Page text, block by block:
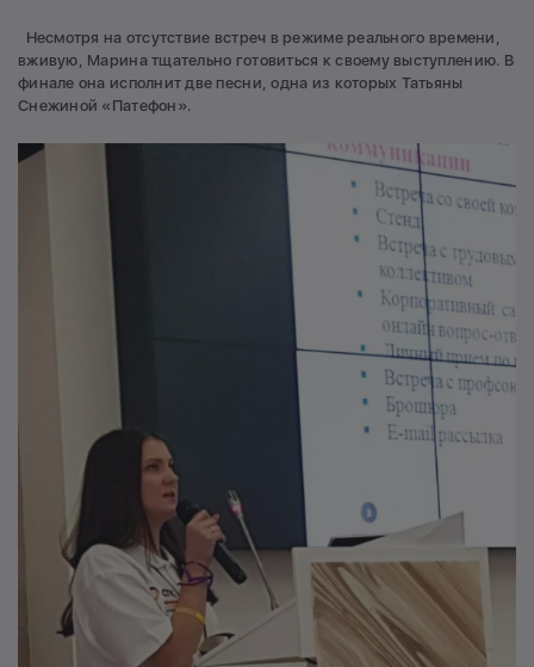
Несмотря на отсутствие встреч в режиме реального времени,
вживую, Марина тщательно готовиться к своему выступлению. В
финале она исполнит две песни, одна из которых Татьяны
Снежиной «Патефон».